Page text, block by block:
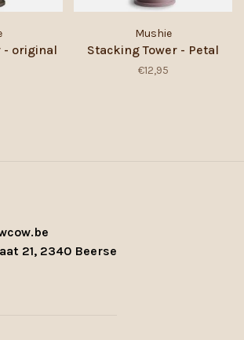
- original
Mushie
Stacking Tower - Petal
€12,95
21, 2340 Beerse